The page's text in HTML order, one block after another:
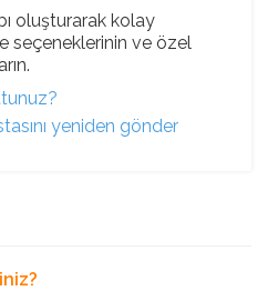
oluşturarak kolay
seçeneklerinin ve özel
yeniden gönder